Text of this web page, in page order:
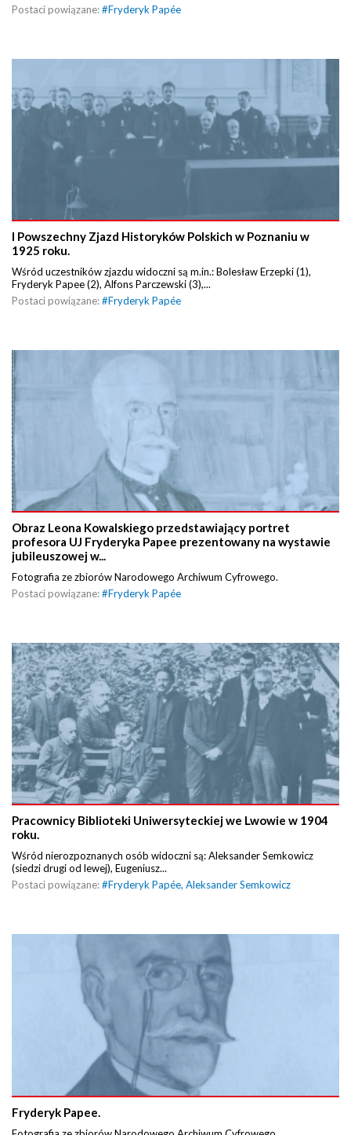
Postaci powiązane:#Fryderyk Papée
I Powszechny Zjazd Historyków Polskich w Poznaniu w
1925 roku.
Wśród uczestników zjazdu widoczni są m.in.: Bolesław Erzepki (1),
Fryderyk Papee (2), Alfons Parczewski (3),...
Postaci powiązane:#Fryderyk Papée
Obraz Leona Kowalskiego przedstawiający portret
profesora UJ Fryderyka Papee prezentowany na wystawie
jubileuszowej w...
Fotografia ze zbiorów Narodowego Archiwum Cyfrowego.
Postaci powiązane:#Fryderyk Papée
Pracownicy Biblioteki Uniwersyteckiej we Lwowie w 1904
roku.
Wśród nierozpoznanych osób widoczni są: Aleksander Semkowicz
(siedzi drugi od lewej), Eugeniusz...
Postaci powiązane:#Fryderyk Papée, Aleksander Semkowicz
Fryderyk Papee.